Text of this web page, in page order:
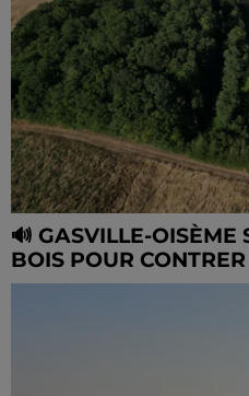
🔊 GASVILLE-OISÈME
BOIS POUR